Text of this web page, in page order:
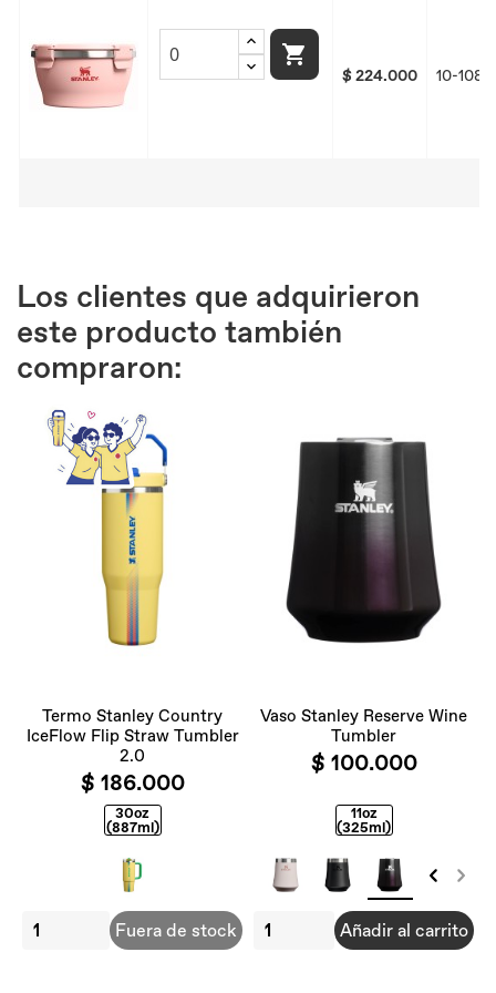

$ 224.000 10-
Los clientes que adquirieron
este producto también
compraron:
Termo Stanley Country
IceFlow Flip Straw Tumbler
2.0
$ 186.000
30oz
(887ml)
Fuera de stock
Vaso Stanley Reserve Wine
Tumbler
$ 100.000
11oz
(325ml)
Añadir al carrito